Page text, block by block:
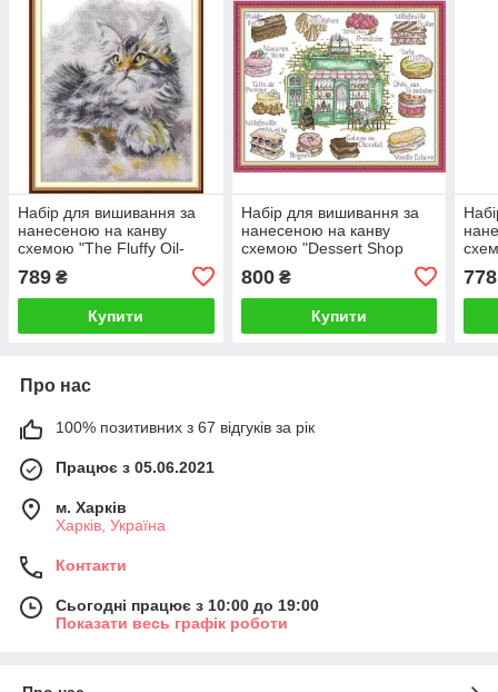
Набір для вишивання за
нанесеною на канву
схемою "The Fluffy Oil-
printed , 35*43 см
789 ₴
Купити
Набір для вишивання за
нанесеною на канву
схемою "Dessert Shop
Cake". AIDA 14CT printed
40*32 см
800₴
Купити
см
778
Про нас
100% позитивних з 67 відгуків за рік
Працює з 05.06.2021
м. Харків
Харків, Україна
Контакти
Сьогодні працює з 10:00 до 19:00
Показати весь графік роботи